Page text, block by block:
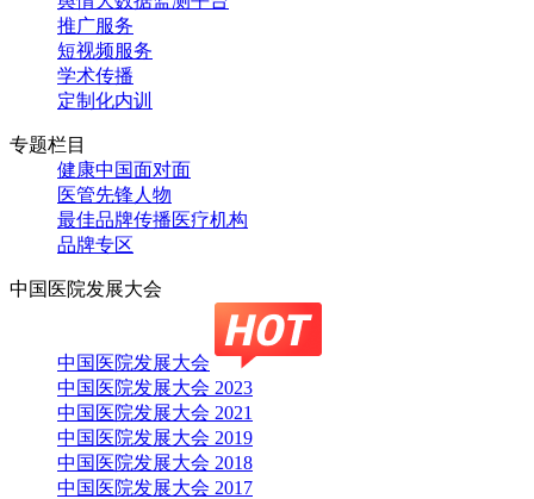
推广服务
短视频服务
学术传播
定制化内训
专题栏目
健康中国面对面
医管先锋人物
最佳品牌传播医疗机构
品牌专区
中国医院发展大会
中国医院发展大会
中国医院发展大会 2023
中国医院发展大会 2021
中国医院发展大会 2019
中国医院发展大会 2018
中国医院发展大会 2017